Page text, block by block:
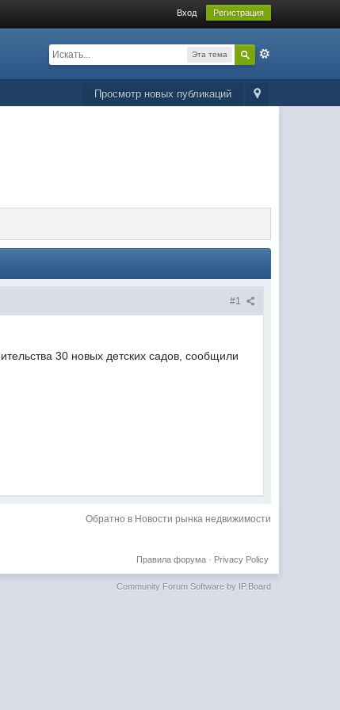
Вход Регистрация
Эта тема
Просмотр новых публикаций
#1
30 новых детских садов, сообщили
Обратно в Новости рынка недвижимости
Privacy Policy
Правила форума·
Community Forum Software by IP.Board